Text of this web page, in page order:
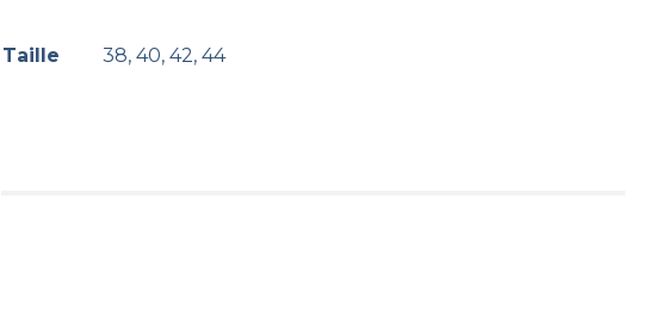
Taille 38, 40, 42, 44